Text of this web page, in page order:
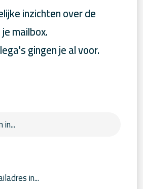
inzichten over de
mailbox.
gingen je al voor.